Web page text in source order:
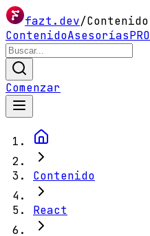
fazt.dev/Contenido
ContenidoAsesoríasPRO
Comenzar
Contenido
React